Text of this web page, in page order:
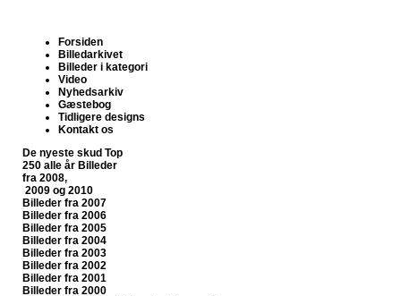
Forsiden
Billedarkivet
Billeder i kategori
Video
Nyhedsarkiv
Gæstebog
Tidligere designs
Kontakt os
De nyeste skud Top
250 alle år Billeder
fra 2008,
2009 og 2010
Billeder fra 2007
Billeder fra 2006
Billeder fra 2005
Billeder fra 2004
Billeder fra 2003
Billeder fra 2002
Billeder fra 2001
Billeder fra 2000